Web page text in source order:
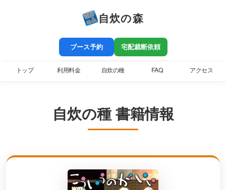
自炊の森
ブース予約 宅配裁断依頼
トップ 利用料金 自炊の種 FAQ アクセス
自炊の種 書籍情報